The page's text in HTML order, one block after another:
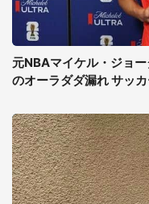
元NBAマイケル・ジョ
のオーラダダ漏れ サッ